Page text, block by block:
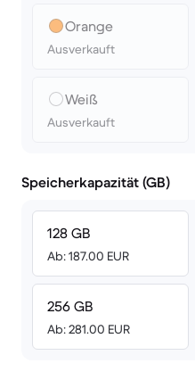
Orange
Ausverkauft
Weiß
Ausverkauft
Speicherkapazität (GB)
128 GB
Ab: 187.00 EUR
256 GB
Ab: 281.00 EUR